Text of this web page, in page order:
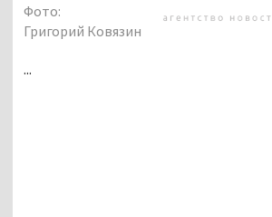
Фото:
Григорий Ковязин
...